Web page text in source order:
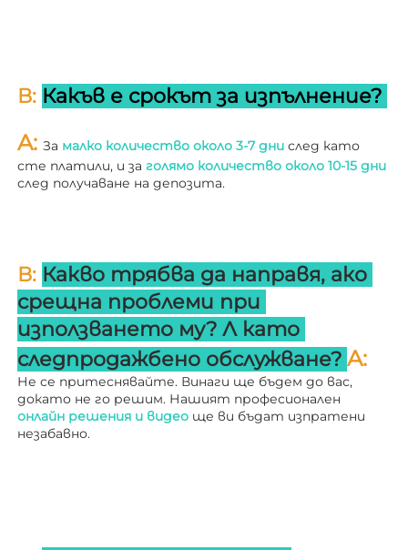
В: Какъв е срокът за изпълнение?
A: За малко количество около 3-7 дни след като
сте платили, и за
след получаване на депозита.
В: Какво трябва да направя, ако
срещна проблеми при
използването му? Л като
следпродажбено обслужване?
Не се притеснявайте. Винаги ще бъдем до вас,
онлайн решения и видео ще ви бъдат изпратени
незабавно.